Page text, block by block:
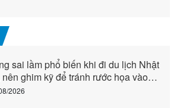
sai lầm phổ biến khi đi du lịch Nhật
nên ghim kỹ để tránh rước họa vào
(phần 2)
2026